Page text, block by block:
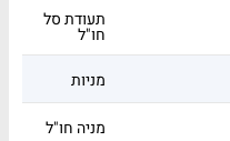
תעודת סל
חו"ל
מניות
מניה חו"ל